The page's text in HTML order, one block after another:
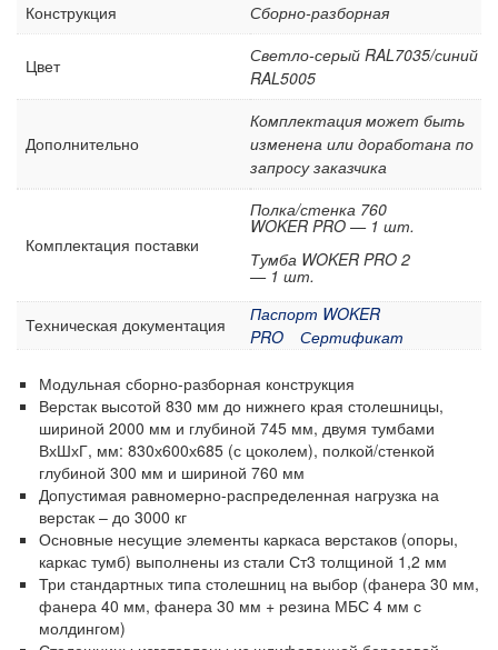
Мебель для чистых помещений
Перфорированные панели, подвесы и крюки
Хранение метизов и мелких деталей
Пластиковые лотки и ячейки
Стеллажи металлические
Шкафы металлические
Тележки ручные для перевозки грузов
Колеса и колесные опоры
Контейнеры производственные
Грузоподъемное оборудование
Нестандартные изделия
Платформы подкатные SF
Конструкция
Сборно-разборная
Цвет
Светло-серый RAL7035/синий
RAL5005
Дополнительно
Комплектация может быть
изменена или доработана по
запросу заказчика
Комплектация поставки
Полка/стенка 760
WOKER PRO — 1 шт.
Тумба WOKER PRO 2
— 1 шт.
Техническая документация
Паспорт WOKER
PRO
Сертификат
Модульная сборно-разборная конструкция
Верстак высотой 830 мм до нижнего края столешницы,
шириной 2000 мм и глубиной 745 мм, двумя тумбами
ВхШхГ, мм: 830х600х685 (с цоколем), полкой/стенкой
глубиной 300 мм и шириной 760 мм
Допустимая равномерно-распределенная нагрузка на
верстак – до 3000 кг
Основные несущие элементы каркаса верстаков (опоры,
каркас тумб) выполнены из стали Ст3 толщиной 1,2 мм
Три стандартных типа столешниц на выбор (фанера 30 мм,
фанера 40 мм, фанера 30 мм + резина МБС 4 мм с
молдингом)